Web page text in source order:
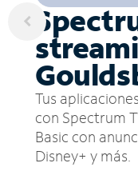
Tus
con Spectrum
Basic con
Disney+ y más.